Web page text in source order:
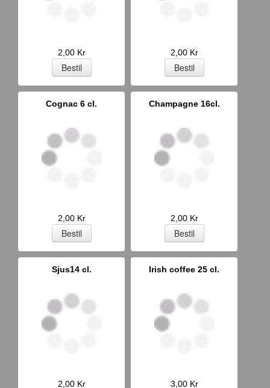
2,00 Kr 2,00 Kr
Cognac 6 cl.
2,00 Kr
Champagne 16cl.
2,00 Kr
Sjus14 cl.
2,00 Kr
Irish coffee 25 cl.
3,00 Kr